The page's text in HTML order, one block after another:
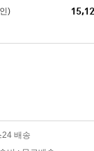
)
24 배송